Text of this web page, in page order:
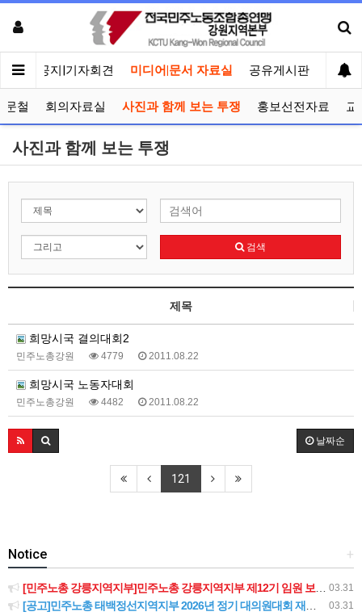
인 공지|기자회견 미디어|문서 자료실 공유게시판 선거
문철 회의자료실 사진과 함께 보는 투쟁 홍보선전자료 교
사진과 함께 보는 투쟁
검색
제목
희망시국 결의대회2
민주노총강원 4779 2011.08.22
희망시국 노동자대회
민주노총강원 4482 2011.08.22
날짜순
121
+
Notice
03.31
[민주노총 강릉지역지부]민주노총 강릉지역지부 제12기 임원 보궐선거결과 공고
03.31
[공고]민주노총 태백정선지역지부 2026년 정기 대의원대회 재소집 건